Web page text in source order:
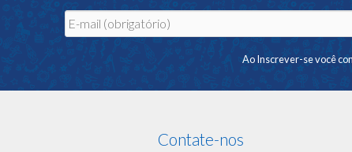
Ao Inscrever-se você
Contate-nos